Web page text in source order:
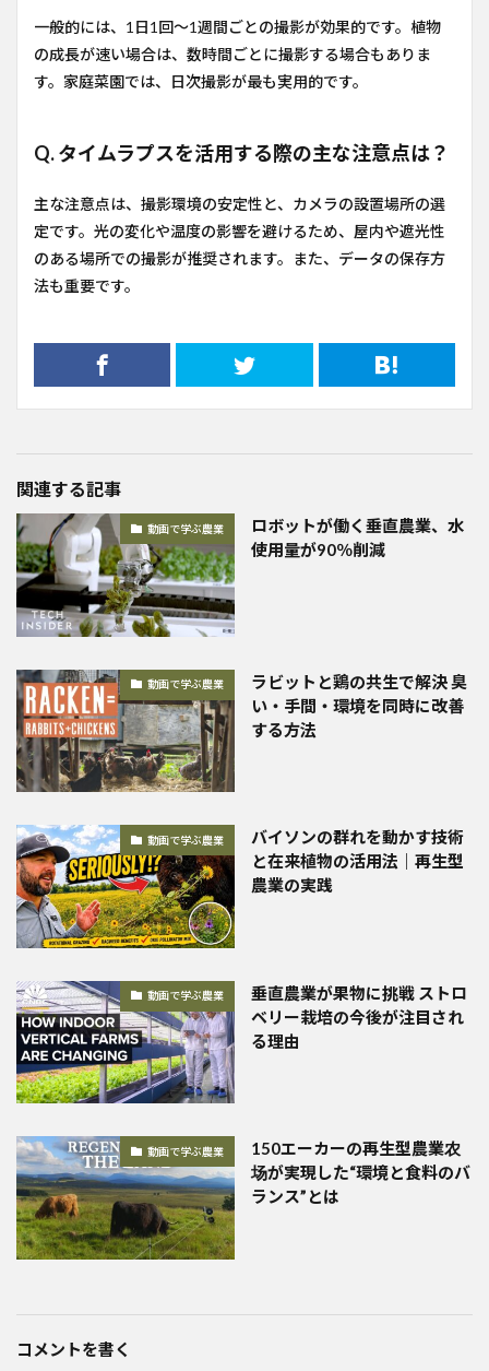
一般的には、1日1回〜1週間ごとの撮影が効果的です。植物
の成長が速い場合は、数時間ごとに撮影する場合もありま
す。家庭菜園では、日次撮影が最も実用的です。
Q. タイムラプスを活用する際の主な注意点は？
主な注意点は、撮影環境の安定性と、カメラの設置場所の選
定です。光の変化や温度の影響を避けるため、屋内や遮光性
のある場所での撮影が推奨されます。また、データの保存方
法も重要です。
関連する記事
動画で学ぶ農業
ロボットが働く垂直農業、水
使用量が90％削減
動画で学ぶ農業
ラビットと鶏の共生で解決 臭
い・手間・環境を同時に改善
する方法
動画で学ぶ農業
バイソンの群れを動かす技術
と在来植物の活用法｜再生型
農業の実践
動画で学ぶ農業
垂直農業が果物に挑戦 ストロ
ベリー栽培の今後が注目され
る理由
動画で学ぶ農業
150エーカーの再生型農業农
场が実現した“環境と食料のバ
ランス”とは
コメントを書く